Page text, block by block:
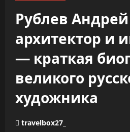
Рублев
архитектор и
— краткая
великого
художника
travelbox27_